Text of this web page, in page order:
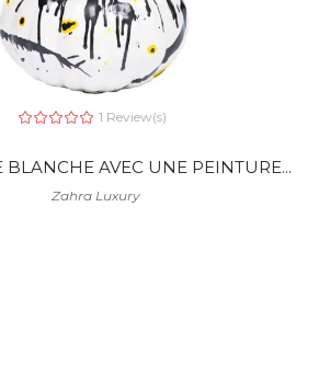
1 Review(s)
BLANCHE AVEC UNE PEINTURE...
Zahra Luxury